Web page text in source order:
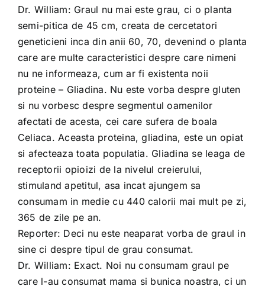
Dr. William: Graul nu mai este grau, ci o planta
semi-pitica de 45 cm, creata de cercetatori
geneticieni inca din anii 60, 70, devenind o planta
care are multe caracteristici despre care nimeni
nu ne informeaza, cum ar fi existenta noii
proteine – Gliadina. Nu este vorba despre gluten
si nu vorbesc despre segmentul oamenilor
afectati de acesta, cei care sufera de boala
Celiaca. Aceasta proteina, gliadina, este un opiat
si afecteaza toata populatia. Gliadina se leaga de
receptorii opioizi de la nivelul creierului,
stimuland apetitul, asa incat ajungem sa
consumam in medie cu 440 calorii mai mult pe zi,
365 de zile pe an.
Reporter: Deci nu este neaparat vorba de graul in
sine ci despre tipul de grau consumat.
Dr. William: Exact. Noi nu consumam graul pe
care l-au consumat mama si bunica noastra, ci un